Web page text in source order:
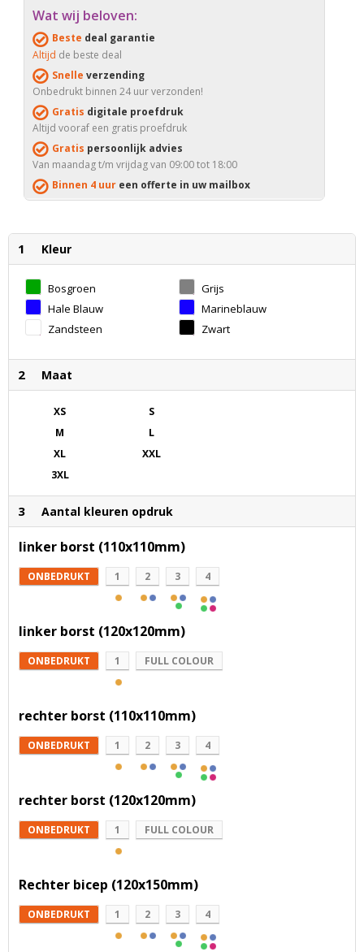
Wat wij beloven:
Beste deal garantie
Altijd de beste deal
Snelle verzending
Onbedrukt binnen 24 uur verzonden!
Gratis digitale proefdruk
Altijd vooraf een gratis proefdruk
Gratis persoonlijk advies
Van maandag t/m vrijdag van 09:00 tot 18:00
Binnen 4 uur een offerte in uw mailbox
1 Kleur
Bosgroen
Grijs
Gemêleerd
Hale Blauw
Marineblauw
Zandsteen
Zwart
2 Maat
XS
S
M
L
XL
XXL
3XL
3 Aantal kleuren opdruk
linker borst (110x110mm)
ONBEDRUKT 1 2 3 4
linker borst (120x120mm)
ONBEDRUKT 1 FULL COLOUR
rechter borst (110x110mm)
ONBEDRUKT 1 2 3 4
rechter borst (120x120mm)
ONBEDRUKT 1 FULL COLOUR
Rechter bicep (120x150mm)
ONBEDRUKT 1 2 3 4